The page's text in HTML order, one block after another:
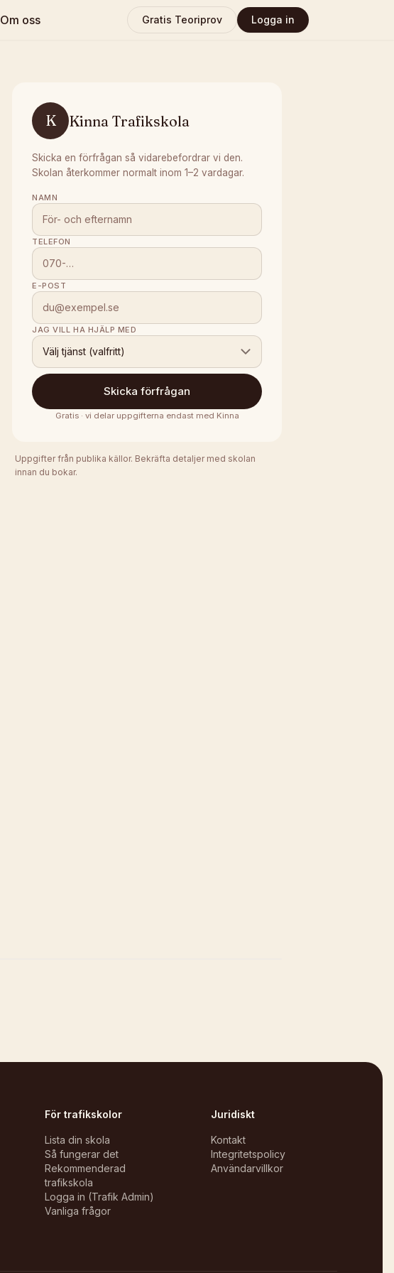
Om oss Gratis Teoriprov Logga in
K Kinna Trafikskola
Skicka en förfrågan så vidarebefordrar vi den.
Skolan återkommer normalt inom 1–2 vardagar.
NAMN
TELEFON
E-POST
JAG VILL HA HJÄLP MED
Välj tjänst (valfritt)
Skicka förfrågan
Gratis · vi delar uppgifterna endast med Kinna
Uppgifter från publika källor. Bekräfta detaljer med skolan
innan du bokar.
För trafikskolor
Lista din skola
Så fungerar det
Rekommenderad
trafikskola
Logga in (Trafik Admin)
Vanliga frågor
Juridiskt
Kontakt
Integritetspolicy
Användarvillkor